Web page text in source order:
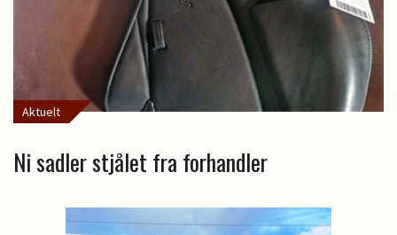
Aktuelt
Ni sadler stjålet fra forhandler